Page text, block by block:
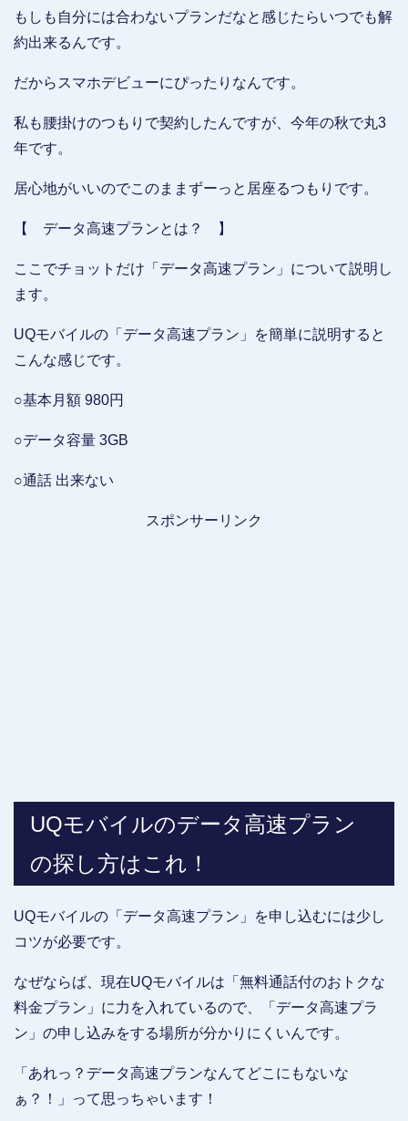
もしも自分には合わないプランだなと感じたらいつでも解
約出来るんです。
だからスマホデビューにぴったりなんです。
私も腰掛けのつもりで契約したんですが、今年の秋で丸3
年です。
居心地がいいのでこのままずーっと居座るつもりです。
【 データ高速プランとは？ 】
ここでチョットだけ「データ高速プラン」について説明し
ます。
UQモバイルの「データ高速プラン」を簡単に説明すると
こんな感じです。
○基本月額 980円
○データ容量 3GB
○通話 出来ない
スポンサーリンク
UQモバイルのデータ高速プラン
の探し方はこれ！
UQモバイルの「データ高速プラン」を申し込むには少し
コツが必要です。
なぜならば、現在UQモバイルは「無料通話付のおトクな
料金プラン」に力を入れているので、「データ高速プラ
ン」の申し込みをする場所が分かりにくいんです。
「あれっ？データ高速プランなんてどこにもないな
ぁ？！」って思っちゃいます！